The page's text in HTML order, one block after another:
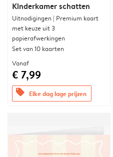
Kinderkamer schatten
Uitnodigingen | Premium kaart
met keuze uit 3
papierafwerkingen
Set van 10 kaarten
Vanaf
€ 7,99
offers Elke dag lage prijzen